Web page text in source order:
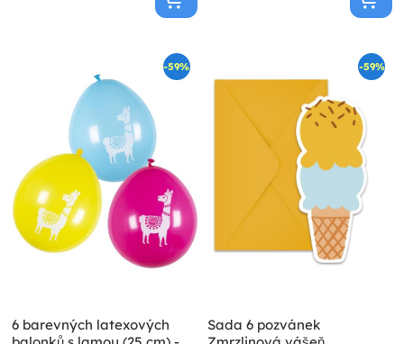
-59%
6 barevných latexových
-59%
Sada 6 pozvánek